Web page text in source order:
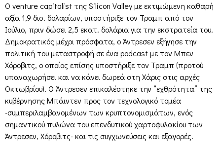
Ο venture capitalist της Silicon Valley με εκτιμώμενη καθαρή
αξία 1,9 δισ. δολαρίων, υποστήριξε τον Τραμπ από τον
Ιούλιο, πριν δώσει 2,5 εκατ. δολάρια για την εκστρατεία του.
Δημοκρατικός μέχρι πρόσφατα, ο Άντρεσεν εξήγησε την
πολιτική του μεταστροφή σε ένα podcast με τον Μπεν
Χόροβιτς, ο οποίος επίσης υποστήριξε τον Τραμπ (προτού
υπαναχωρήσει και να κάνει δωρεά στη Χάρις στις αρχές
Οκτωβρίου). Ο Άντρεσεν επικαλέστηκε την “εχθρότητα” της
κυβέρνησης Μπάιντεν προς τον τεχνολογικό τομέα
-συμπεριλαμβανομένων των κρυπτονομισμάτων, ενός
σημαντικού πυλώνα του επενδυτικού χαρτοφυλακίου των
Άντρεσεν, Χόροβιτς- και τις συγχωνεύσεις και εξαγορές.